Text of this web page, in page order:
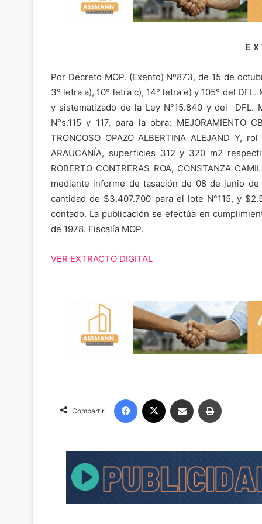
E
Por Decreto MOP. (Exento) Nº873, de 15 de
3° letra a), 10° letra c), 14° letra e) y 105° del
y sistematizado de la Ley N°15.840 y del DFL.
N°s.115 y 117, para la obra: MEJORAMIENTO
TRONCOSO OPAZO ALBERTINA ALEJAND Y,
ARAUCANÍA, superficies 312 y 320 m2
ROBERTO CONTRERAS ROA, CONSTANZA
mediante informe de tasación de 08 de junio
cantidad de $3.407.700 para el lote N°115, y
contado. La publicación se efectúa en
de 1978. Fiscalía MOP.
VER EXTRACTO DIGITAL
Compartir